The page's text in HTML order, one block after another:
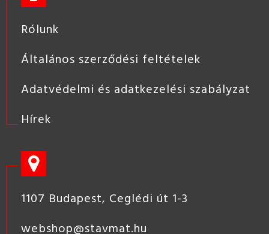
Rólunk
Általános szerződési feltételek
Adatvédelmi és adatkezelési szabályzat
Hírek
1107 Budapest, Ceglédi út 1-3
webshop@stavmat.hu